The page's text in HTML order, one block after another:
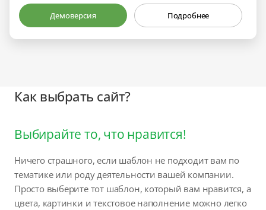
Демоверсия Подробнее
Как выбрать сайт?
Выбирайте то, что нравится!
Ничего страшного, если шаблон не подходит вам по
тематике или роду деятельности вашей компании.
Просто выберите тот шаблон, который вам нравится, а
цвета, картинки и текстовое наполнение можно легко